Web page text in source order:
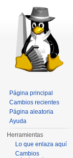
Página principal
Cambios recientes
Página aleatoria
Ayuda
Herramientas
Lo que enlaza aquí
Cambios